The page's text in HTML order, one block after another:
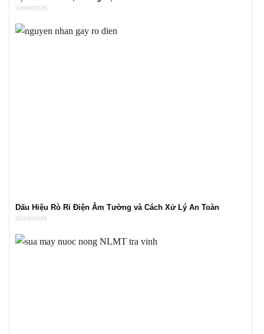
03/08/2026
Dấu Hiệu Rò Rỉ Điện Âm Tường và Cách Xử Lý An Toàn
01/08/2026